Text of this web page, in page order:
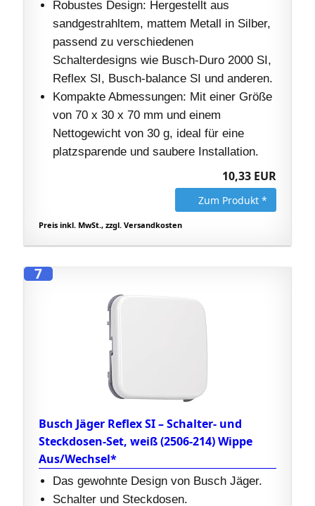
Robustes Design: Hergestellt aus
sandgestrahltem, mattem Metall in Silber,
passend zu verschiedenen
Schalterdesigns wie Busch-Duro 2000 SI,
Reflex SI, Busch-balance SI und anderen.
Kompakte Abmessungen: Mit einer Größe
von 70 x 30 x 70 mm und einem
Nettogewicht von 30 g, ideal für eine
platzsparende und saubere Installation.
10,33 EUR
Zum Produkt *
Preis inkl. MwSt., zzgl. Versandkosten
7
Busch Jäger Reflex SI – Schalter- und
Steckdosen-Set, weiß (2506-214) Wippe
Aus/Wechsel*
Das gewohnte Design von Busch Jäger.
Schalter und Steckdosen.